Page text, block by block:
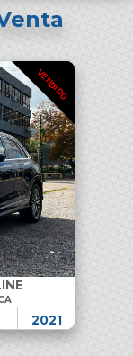
VENDIDO
2021